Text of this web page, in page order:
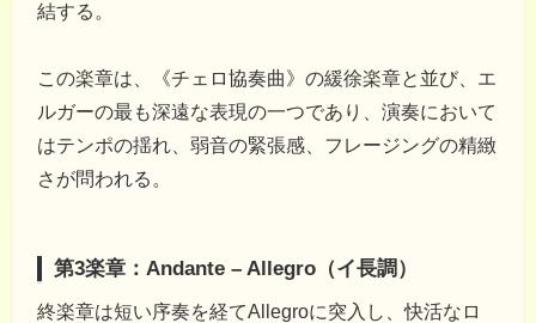
結する。
この楽章は、《チェロ協奏曲》の緩徐楽章と並び、エ
ルガーの最も深遠な表現の一つであり、演奏において
はテンポの揺れ、弱音の緊張感、フレージングの精緻
さが問われる。
第3楽章：Andante – Allegro（イ長調）
終楽章は短い序奏を経てAllegroに突入し、快活なロ